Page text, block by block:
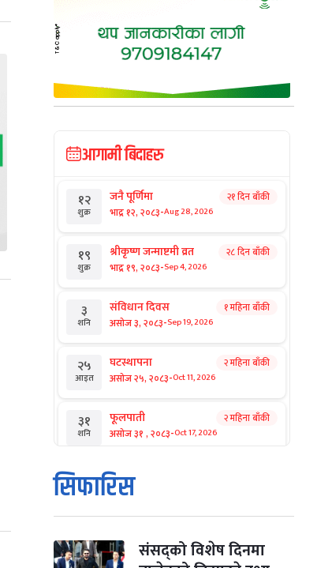
आगामी बिदाहरु
१२
शुक्र
जनै पूर्णिमा
भाद्र १२, २०८३-Aug 28, 2026
२१ दिन बाँकी
१९
शुक्र
श्रीकृष्ण जन्माष्टमी व्रत
भाद्र १९, २०८३-Sep 4, 2026
२८ दिन बाँकी
३
शनि
संविधान दिवस
असोज ३, २०८३-Sep 19, 2026
१ महिना बाँकी
२५
आइत
घटस्थापना
असोज २५, २०८३-Oct 11, 2026
२ महिना बाँकी
३१
शनि
फूलपाती
असोज ३१ , २०८३-Oct 17, 2026
२ महिना बाँकी
१
आइत
कार्तिक सङ्क्रान्ति
कार्तिक १, २०८३
मंगल कार्तिक ३, २०८३-Oct 20, 2026
सिफारिस
संसद्को विशेष दिनमा